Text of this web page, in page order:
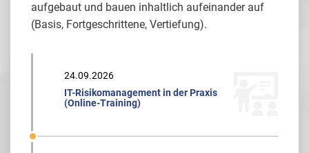
aufgebaut und bauen inhaltlich aufeinander auf
(Basis, Fortgeschrittene, Vertiefung).
24.09.2026
IT-Risikomanagement in der Praxis
(Online-Training)